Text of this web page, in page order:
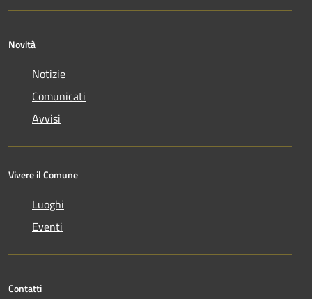
Novità
Notizie
Comunicati
Avvisi
Vivere il Comune
Luoghi
Eventi
Contatti